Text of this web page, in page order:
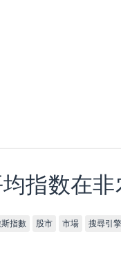
指数在
指數 股市 市場 搜尋引